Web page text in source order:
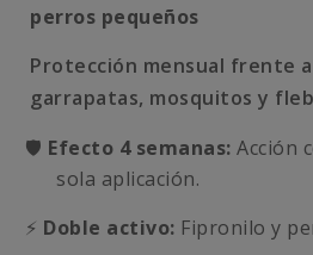
perros pequeños
Protección mensual frente
garrapatas, mosquitos y
🛡️ Efecto 4 semanas: Acción
sola aplicación.
⚡ Doble activo: Fipronilo y